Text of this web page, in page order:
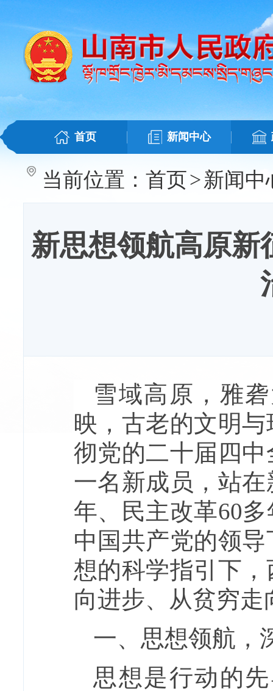
首页 新闻中心
当前位置： 首页>新闻中
新思想领航高原
雪域高原，雅
映，古老的文明
彻党的二十届四
一名新成员，站
年、民主改革60
中国共产党的领
想的科学指引下
向进步、从贫穷
一、思想领航，
思想是行动的